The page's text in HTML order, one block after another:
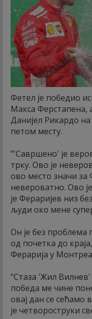
Фетел је победио
Макса Ферстапена,
Данијел Рикардо
петом месту.
"'Савршено' је
трку. Ово је
ово место значи за
невероватно. Ово
је Фераријев низ
људи око мене
Он је без проблема
од почетка до
Ферарија у
"Стаза 'Жил Вилнев'
победа ме чине
овај дан се сећамо
је четвороструки